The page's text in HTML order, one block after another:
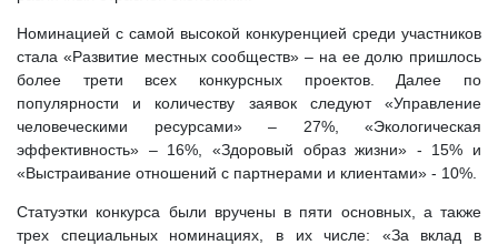
Номинацией с самой высокой конкуренцией среди участников
стала «Развитие местных сообществ» – на ее долю пришлось
более трети всех конкурсных проектов. Далее по
популярности и количеству заявок следуют «Управление
человеческими ресурсами» – 27%, «Экологическая
эффективность» – 16%, «Здоровый образ жизни» - 15% и
«Выстраивание отношений с партнерами и клиентами» - 10%.
Статуэтки конкурса были вручены в пяти основных, а также
трех специальных номинациях, в их числе: «За вклад в